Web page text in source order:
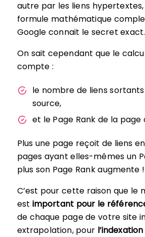
autre par les liens
formule mathématique
Google connait le secret
On sait cependant que le
compte :
le nombre de liens
source,
et le Page Rank de la page
Plus une page reçoit de liens
pages ayant elles-mêmes un
plus son Page Rank augmente !
C’est pour cette raison que le
est important pour le
de chaque page de votre site
extrapolation, pour